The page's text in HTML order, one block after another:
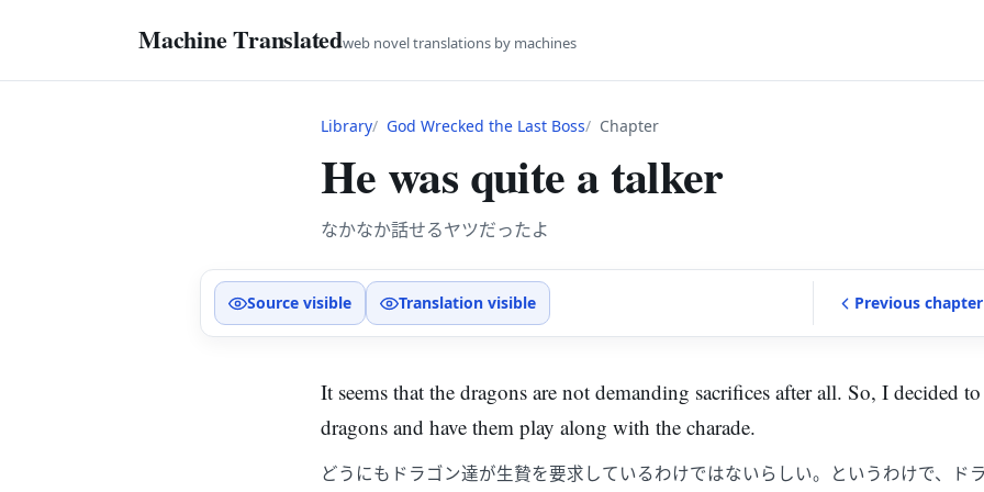
Machine Translatedweb novel translations by machines
Library God Wrecked the Last Boss Chapter
He was quite a talker
なかなか話せるヤツだったよ
Source visible Translation visible Previous chapter
It seems that the dragons are not demanding sacrifices after all. So, I decided
dragons and have them play along with the charade.
どうにもドラゴン達が生贄を要求しているわけではないらしい。というわけで、ド